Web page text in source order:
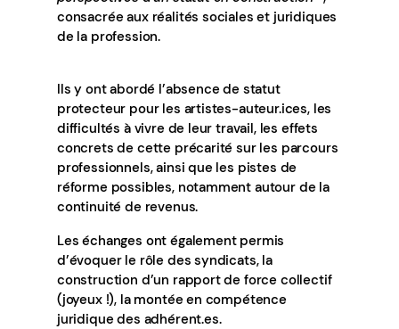
consacrée aux réalités sociales et juridiques
de la profession.
Ils y ont abordé l’absence de statut
protecteur pour les artistes-auteur.ices, les
difficultés à vivre de leur travail, les effets
concrets de cette précarité sur les parcours
professionnels, ainsi que les pistes de
réforme possibles, notamment autour de la
continuité de revenus.
Les échanges ont également permis
d’évoquer le rôle des syndicats, la
construction d’un rapport de force collectif
(joyeux !), la montée en compétence
juridique des adhérent.es.